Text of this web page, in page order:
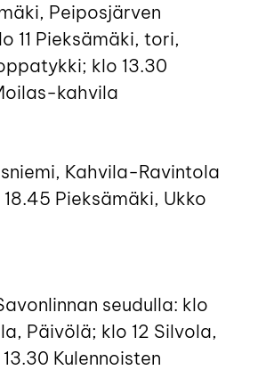
Peiposjärven
11 Pieksämäki, tori,
klo 13.30
kahvila
Kahvila-Ravintola
Pieksämäki, Ukko
seudulla: klo
Päivölä; klo 12 Silvola,
Kulennoisten